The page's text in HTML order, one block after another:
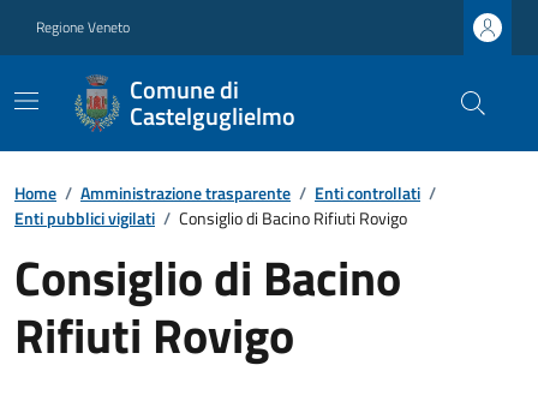
Regione Veneto
Comune di
Castelguglielmo
Home / Amministrazione trasparente / Enti controllati /
Enti pubblici vigilati / Consiglio di Bacino Rifiuti Rovigo
Consiglio di Bacino
Rifiuti Rovigo